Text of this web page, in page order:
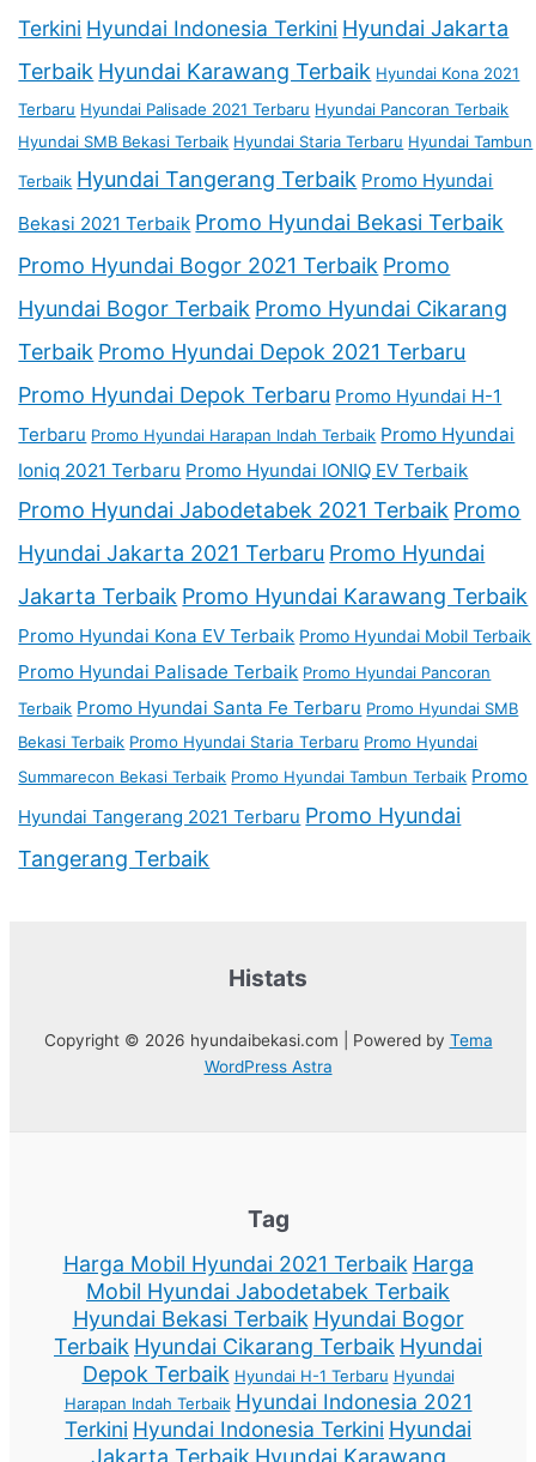
Terkini Hyundai Indonesia Terkini Hyundai Jakarta
Terbaik Hyundai Karawang Terbaik Hyundai Kona 2021
Terbaru Hyundai Palisade 2021 Terbaru Hyundai Pancoran Terbaik
Hyundai SMB Bekasi Terbaik Hyundai Staria Terbaru Hyundai Tambun
Terbaik Hyundai Tangerang Terbaik Promo Hyundai
Bekasi 2021 Terbaik Promo Hyundai Bekasi Terbaik
Promo Hyundai Bogor 2021 Terbaik Promo
Hyundai Bogor Terbaik Promo Hyundai Cikarang
Terbaik Promo Hyundai Depok 2021 Terbaru
Promo Hyundai Depok Terbaru Promo Hyundai H-1
Terbaru Promo Hyundai Harapan Indah Terbaik Promo Hyundai
Ioniq 2021 Terbaru Promo Hyundai IONIQ EV Terbaik
Promo Hyundai Jabodetabek 2021 Terbaik Promo
Hyundai Jakarta 2021 Terbaru Promo Hyundai
Jakarta Terbaik Promo Hyundai Karawang Terbaik
Promo Hyundai Kona EV Terbaik Promo Hyundai Mobil Terbaik
Promo Hyundai Palisade Terbaik Promo Hyundai Pancoran
Terbaik Promo Hyundai Santa Fe Terbaru Promo Hyundai SMB
Bekasi Terbaik Promo Hyundai Staria Terbaru Promo Hyundai
Summarecon Bekasi Terbaik Promo Hyundai Tambun Terbaik Promo
Hyundai Tangerang 2021 Terbaru Promo Hyundai
Tangerang Terbaik
Histats
Copyright © 2026 hyundaibekasi.com | Powered by Tema
WordPress Astra
Tag
Harga Mobil Hyundai 2021 Terbaik Harga
Mobil Hyundai Jabodetabek Terbaik
Hyundai Bekasi Terbaik Hyundai Bogor
Terbaik Hyundai Cikarang Terbaik Hyundai
Depok Terbaik Hyundai H-1 Terbaru Hyundai
Harapan Indah Terbaik Hyundai Indonesia 2021
Terkini Hyundai Indonesia Terkini Hyundai
Jakarta Terbaik Hyundai Karawang